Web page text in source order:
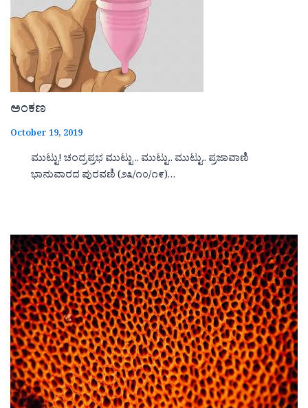
ಅಂಕಣ
October 19, 2019
ಮುಟ್ಟು! ಚಂದ್ರಪ್ರಭ ಮುಟ್ಟು .. ಮುಟ್ಟು.. ಮುಟ್ಟು.. ಪ್ರಜಾವಾಣಿ
ಭಾನುವಾರದ ಪುರವಣಿ (೨೩/೧೦/೧೯)…